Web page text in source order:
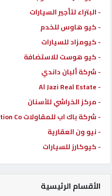
QHOST
- البتراء لتأجير السيارات
- كيو هاوس للخدم
- كيومزاد للسيارات
- كيو هوست للاستضافة
- شركة ألبان داندي
- Al Jazi Real Estate
- مركز الخراشي للأسنان
- شركة باك اب للمقاولات Back Up Construction Co
- نيو ون العقارية
- كيوكارز للسيارات
الأقسام الرئيسية